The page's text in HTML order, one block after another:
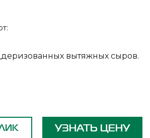
вытяжных сыров.
УЗНАТЬ ЦЕНУ